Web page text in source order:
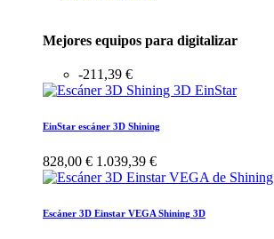
Mejores equipos para digitalizar
-211,39 €
EinStar escáner 3D Shining
828,00 € 1.039,39 €
Escáner 3D Einstar VEGA Shining 3D